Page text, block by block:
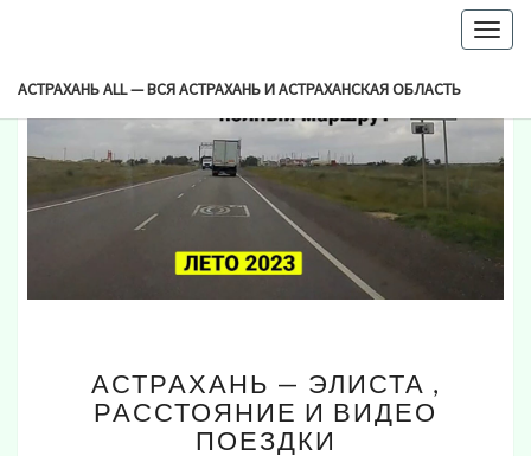
АСТРАХАНЬ ALL — ВСЯ АСТРАХАНЬ И АСТРАХАНСКАЯ ОБЛАСТЬ
—
ЭЛИСТА
,
АСТРАХАНЬ — ЭЛИСТА ,
РАССТОЯНИЕ И ВИДЕО
ПОЕЗДКИ